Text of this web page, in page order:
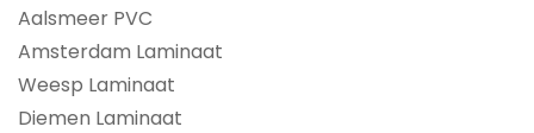
Aalsmeer PVC
Amsterdam Laminaat
Weesp Laminaat
Diemen Laminaat